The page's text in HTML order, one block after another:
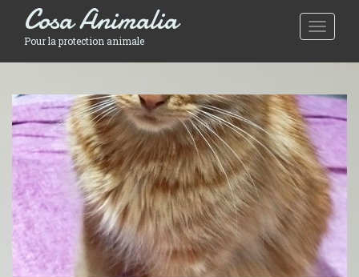
Toggle
Cosa Animalia
Pour la protection animale